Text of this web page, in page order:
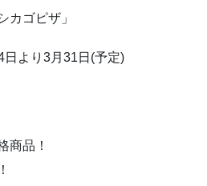
カゴピザ」
日より3月31日(予定)
商品！